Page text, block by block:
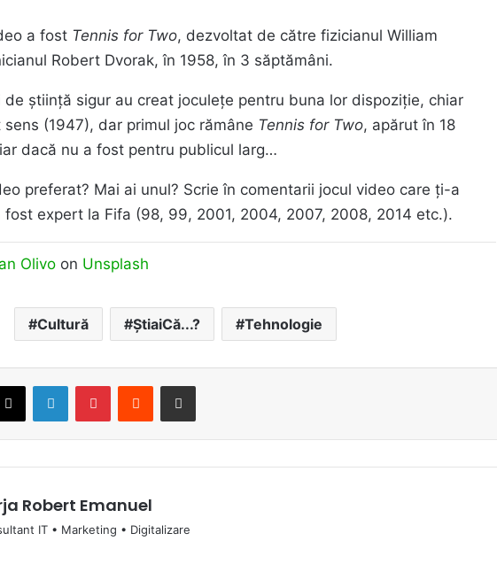
a fost Tennis for Two, dezvoltat de către fizicianul William
Robert Dvorak, în 1958, în 3 săptămâni.
de știință sigur au creat joculețe pentru buna lor dispoziție, chiar
(1947), dar primul joc rămâne Tennis for Two, apărut în 18
dacă nu a fost pentru publicul larg…
preferat? Mai ai unul? Scrie în comentarii jocul video care ți-a
expert la Fifa (98, 99, 2001, 2004, 2007, 2008, 2014 etc.).
Olivo on Unsplash
Cultură ȘtiaiCă...? Tehnologie
X LinkedInPinterestReddit Share via Email
Robert Emanuel
IT • Marketing • Digitalizare